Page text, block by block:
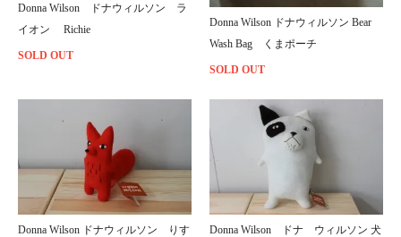
Donna Wilson ドナウィルソン ラ
イオン Richie
SOLD OUT
Donna Wilson ドナウィルソン Bear
Wash Bag くまポーチ
SOLD OUT
Donna Wilson ドナウィルソン りす
Donna Wilson ドナ ウィルソン 犬